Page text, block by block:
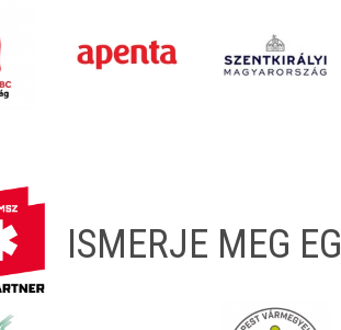
ISMERJE MEG